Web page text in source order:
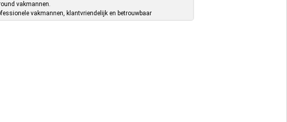
vakmannen.
vakmannen, klantvriendelijk en betrouwbaar